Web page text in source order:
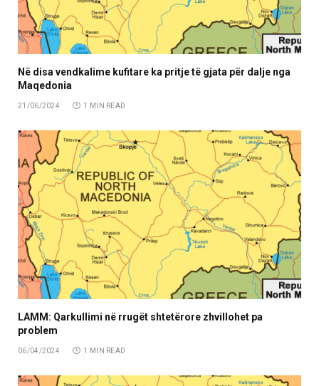
Në disa vendkalime kufitare ka pritje të gjata për dalje nga
Maqedonia
21/06/2024 1 MIN READ
LAMM: Qarkullimi në rrugët shtetërore zhvillohet pa
problem
06/04/2024 1 MIN READ